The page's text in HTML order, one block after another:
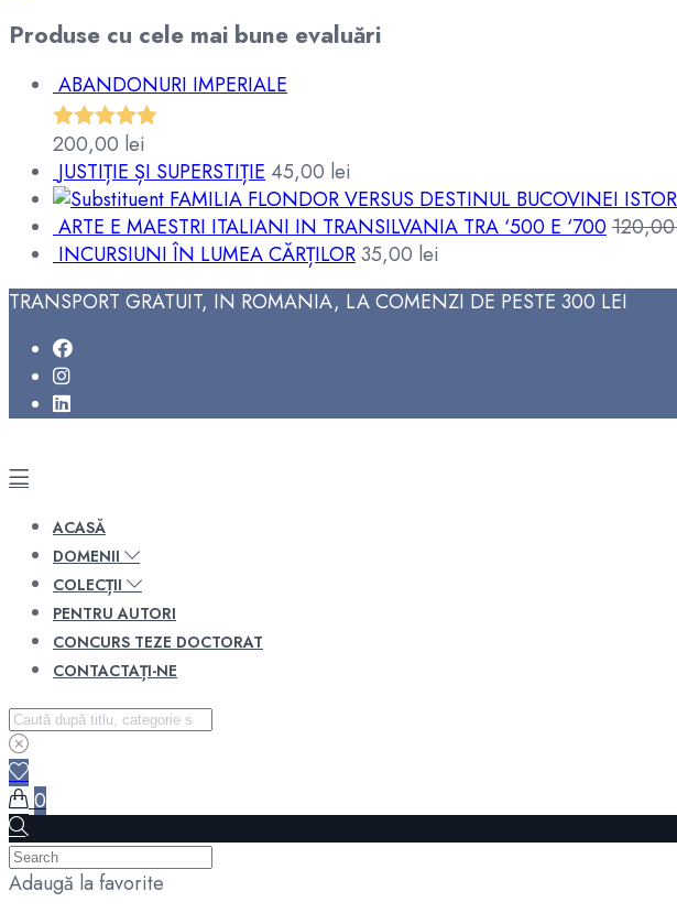
Produse cu cele mai bune evaluări
ABANDONURI IMPERIALE
Evaluat la
5.00din 5
200,00 lei
JUSTIȚIE ȘI SUPERSTIȚIE 45,00 lei
FAMILIA FLONDOR VERSUS DESTINUL BUCOVINEI
ARTE E MAESTRI ITALIANI IN TRANSILVANIA TRA ‘500 E ‘700
INCURSIUNI ÎN LUMEA CĂRȚILOR35,00 lei
TRANSPORT GRATUIT, IN ROMANIA, LA COMENZI DE PESTE 300 LEI
ACASĂ
DOMENII
COLECȚII
PENTRU AUTORI
CONCURS TEZE DOCTORAT
CONTACTAȚI-NE
0
Adaugă la favorite